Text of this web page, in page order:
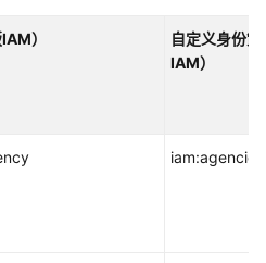
）
自定义身份
IAM）